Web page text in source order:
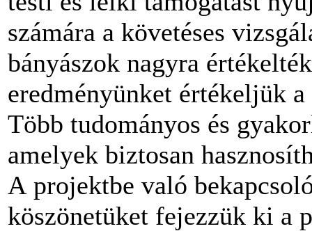
számára a követéses
bányászok nagyra
eredményünket értékeljük
Több tudományos és
amelyek biztosan
A projektbe való
köszönetüket fejezzük ki a